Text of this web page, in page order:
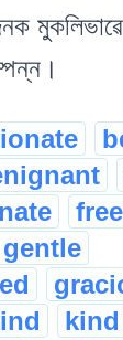
gentle